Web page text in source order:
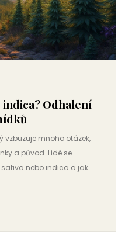
indica? Odhalení
vzbuzuje mnoho otázek,
a původ. Lidé se
sativa nebo indica a jak
Tento článek
o tom, jak tento
a jak ho můžeme